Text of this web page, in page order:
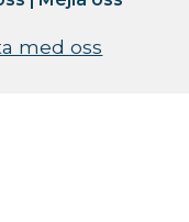
med oss